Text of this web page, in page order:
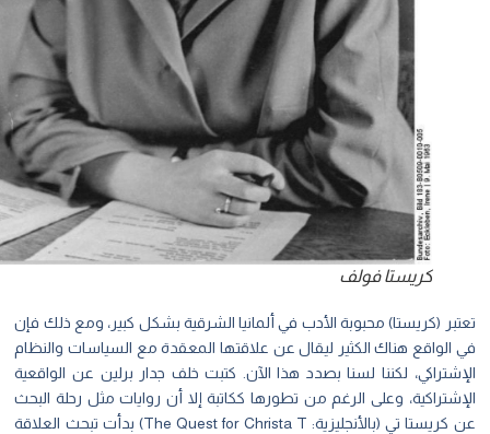
كريستا فولف
(كريستا) محبوبة الأدب في ألمانيا الشرقية بشكل كبير، ومع ذلك فإن
الواقع هناك الكثير ليقال عن علاقتها المعقدة مع السياسات والنظام
لكننا لسنا بصدد هذا الآن. كتبت خلف جدار برلين عن الواقعية
وعلى الرغم من تطورها ككاتبة إلا أن روايات مثل رحلة البحث
عن كريستا تي (بالأنجليزية: The Quest for Christa T) بدأت تبحث العلاقة